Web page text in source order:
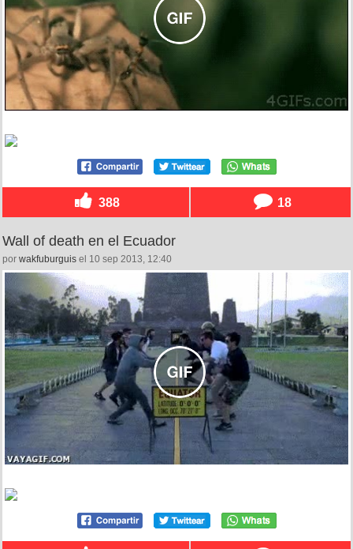
388 18
Wall of death en el Ecuador
por wakfuburguis el 10 sep 2013, 12:40